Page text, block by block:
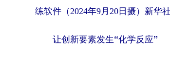
练软件（2024年9月20日摄）新华
让创新要素发生“化学反应”